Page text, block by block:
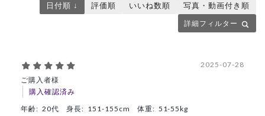
詳細フィルター
日付順 ↓ 評価順 いいね数順 写真・動画付き順
ご購入者様
購入確認済み
2025-07-28
年齢: 20代 身長: 151-155cm 体重: 51-55kg